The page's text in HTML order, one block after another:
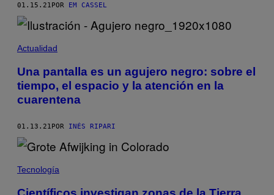
01.15.21POR EM CASSEL
Actualidad
Una pantalla es un agujero negro: sobre el
tiempo, el espacio y la atención en la
cuarentena
01.13.21 POR INÉS RIPARI
Tecnología